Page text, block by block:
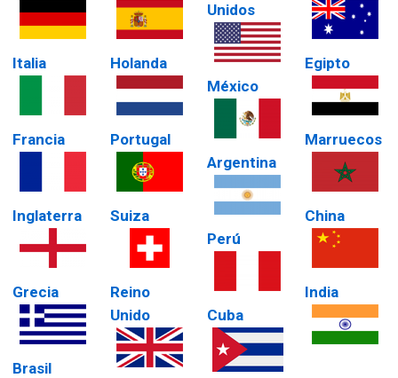
Italia
Francia
Inglaterra
Grecia
Brasil
Holanda
Portugal
Suiza
Reino
Unido
Unidos
México
Argentina
Perú
Cuba
Egipto
Marruecos
China
India